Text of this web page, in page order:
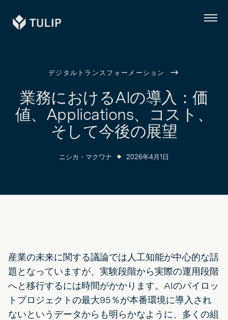
Tulip
メ
デジタルトランスフォーメーション
業務におけるAIの導入：価
値、Applications、コスト、
そして今後の展望
ニシカ・マクワナ 2026年4月1日
産業の未来に関する議論では人工知能が中心的な話
題となっていますが、実験段階から実際の運用段階
へと移行するには時間がかかります。AIのパイロッ
トプロジェクトの最大95％が本番環境に導入され
ないというデータからも明らかなように、多くの組